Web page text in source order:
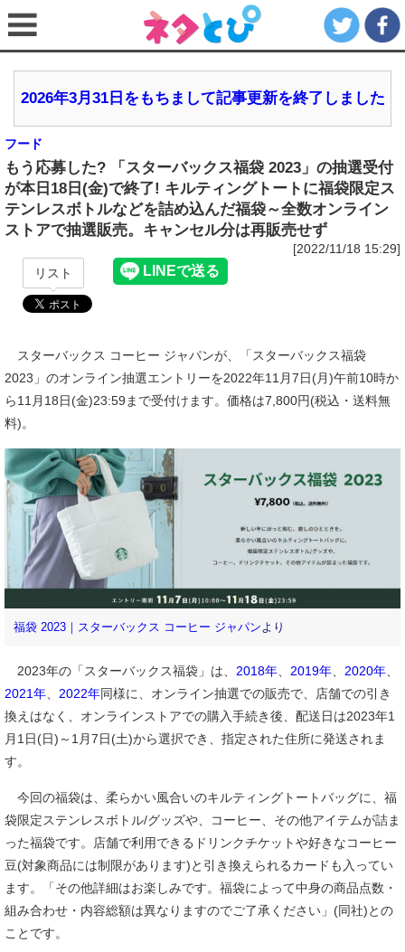
2026年3月31日をもちまして記事更新を終了しました
フード
もう応募した? 「スターバックス福袋 2023」の抽選受付
が本日18日(金)で終了! キルティングトートに福袋限定ス
テンレスボトルなどを詰め込んだ福袋～全数オンライン
ストアで抽選販売。キャンセル分は再販売せず
[2022/11/18 15:29]
リスト
スターバックス コーヒー ジャパンが、「スターバックス福袋
2023」のオンライン抽選エントリーを2022年11月7日(月)午前10時か
ら11月18日(金)23:59まで受付けます。価格は7,800円(税込・送料無
料)。
福袋 2023｜スターバックス コーヒー ジャパンより
2023年の「スターバックス福袋」は、 2018年、 2019年、 2020年、
2021年、 2022年同様に、オンライン抽選での販売で、店舗での引き
換えはなく、オンラインストアでの購入手続き後、配送日は2023年1
月1日(日)～1月7日(土)から選択でき、指定された住所に発送されま
す。
今回の福袋は、柔らかい風合いのキルティングトートバッグに、福
袋限定ステンレスボトル/グッズや、コーヒー、その他アイテムが詰ま
った福袋です。店舗で利用できるドリンクチケットや好きなコーヒー
豆(対象商品には制限があります)と引き換えられるカードも入ってい
ます。「その他詳細はお楽しみです。福袋によって中身の商品点数・
組み合わせ・内容総額は異なりますのでご了承ください」(同社)との
ことです。